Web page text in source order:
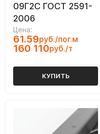
09Г2С ГОСТ 2591-
2006
Цена:
61.59руб./пог.м
160 110руб./т
КУПИТЬ